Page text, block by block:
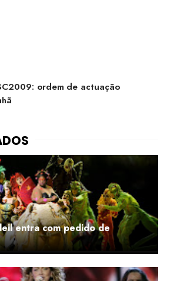
ordem de actuação
entra com pedido de